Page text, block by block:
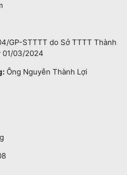
GP-STTTT do Sở TTTT Thành
01/03/2024
Ông Nguyễn Thành Lợi